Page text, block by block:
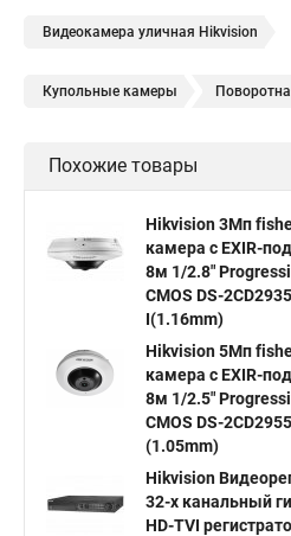
Видеокамера уличная Hikvision
Купольные камеры
Камера видеонаблюдения hikvision
Hikvision купить Hikvision
Hikvision poe
Hikvision 2 8 mm Hikvision
Видеонаблюдение
Hikvision
Hikvision ds 2cd1148
hikvision ds 2cd2042wd i
Похожие товары
Hikvision 3Мп
камера c EXIR-
8м 1/2.8"
CMOS DS-
I(1.16mm)
Hikvision 5Мп
камера c EXIR-
8м 1/2.5"
CMOS DS-
(1.05mm)
Hikvision
32-х канальный
HD-TVI